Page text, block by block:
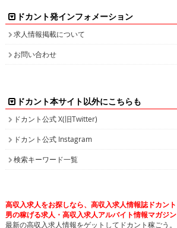
ドカント発インフォメーション
求人情報掲載について
お問い合わせ
ドカント本サイト以外にこちらも
ドカント公式 X(旧Twitter)
ドカント公式 Instagram
検索キーワード一覧
高収入求人をお探しなら、高収入求人情報誌ドカント
男の稼げる求人・高収入求人アルバイト情報マガジン
最新の高収入求人情報をゲットしてドカント稼ごう。